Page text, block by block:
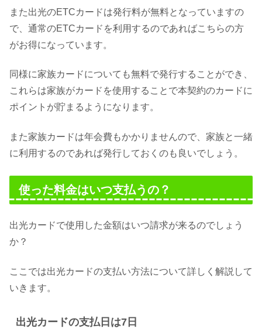
また出光のETCカードは発行料が無料となっていますの
で、通常のETCカードを利用するのであればこちらの方
がお得になっています。
同様に家族カードについても無料で発行することができ、
これらは家族がカードを使用することで本契約のカードに
ポイントが貯まるようになります。
また家族カードは年会費もかかりませんので、家族と一緒
に利用するのであれば発行しておくのも良いでしょう。
使った料金はいつ支払うの？
出光カードで使用した金額はいつ請求が来るのでしょう
か？
ここでは出光カードの支払い方法について詳しく解説して
いきます。
出光カードの支払日は7日